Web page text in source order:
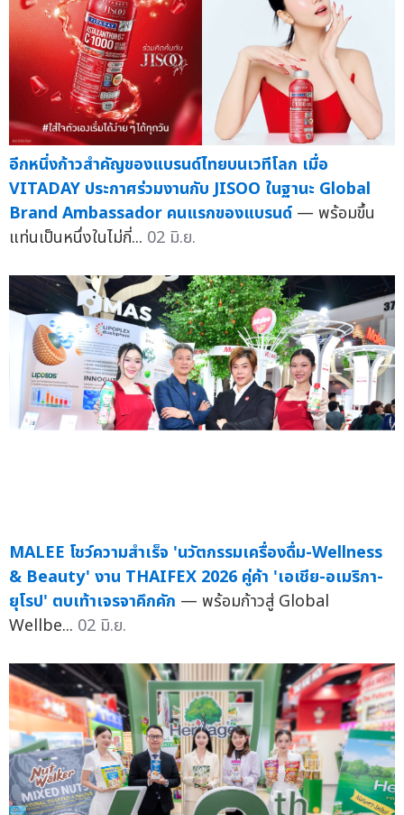
อีกหนึ่งก้าวสำคัญของแบรนด์ไทยบนเวทีโลก เมื่อ
VITADAY ประกาศร่วมงานกับ JISOO ในฐานะ Global
Brand Ambassador คนแรกของแบรนด์ — พร้อมขึ้น
แท่นเป็นหนึ่งในไม่กี่... 02 มิ.ย.
MALEE โชว์ความสำเร็จ 'นวัตกรรมเครื่องดื่ม-Wellness
& Beauty' งาน THAIFEX 2026 คู่ค้า 'เอเชีย-อเมริกา-
ยุโรป' ตบเท้าเจรจาคึกคัก — พร้อมก้าวสู่ Global
Wellbe... 02 มิ.ย.